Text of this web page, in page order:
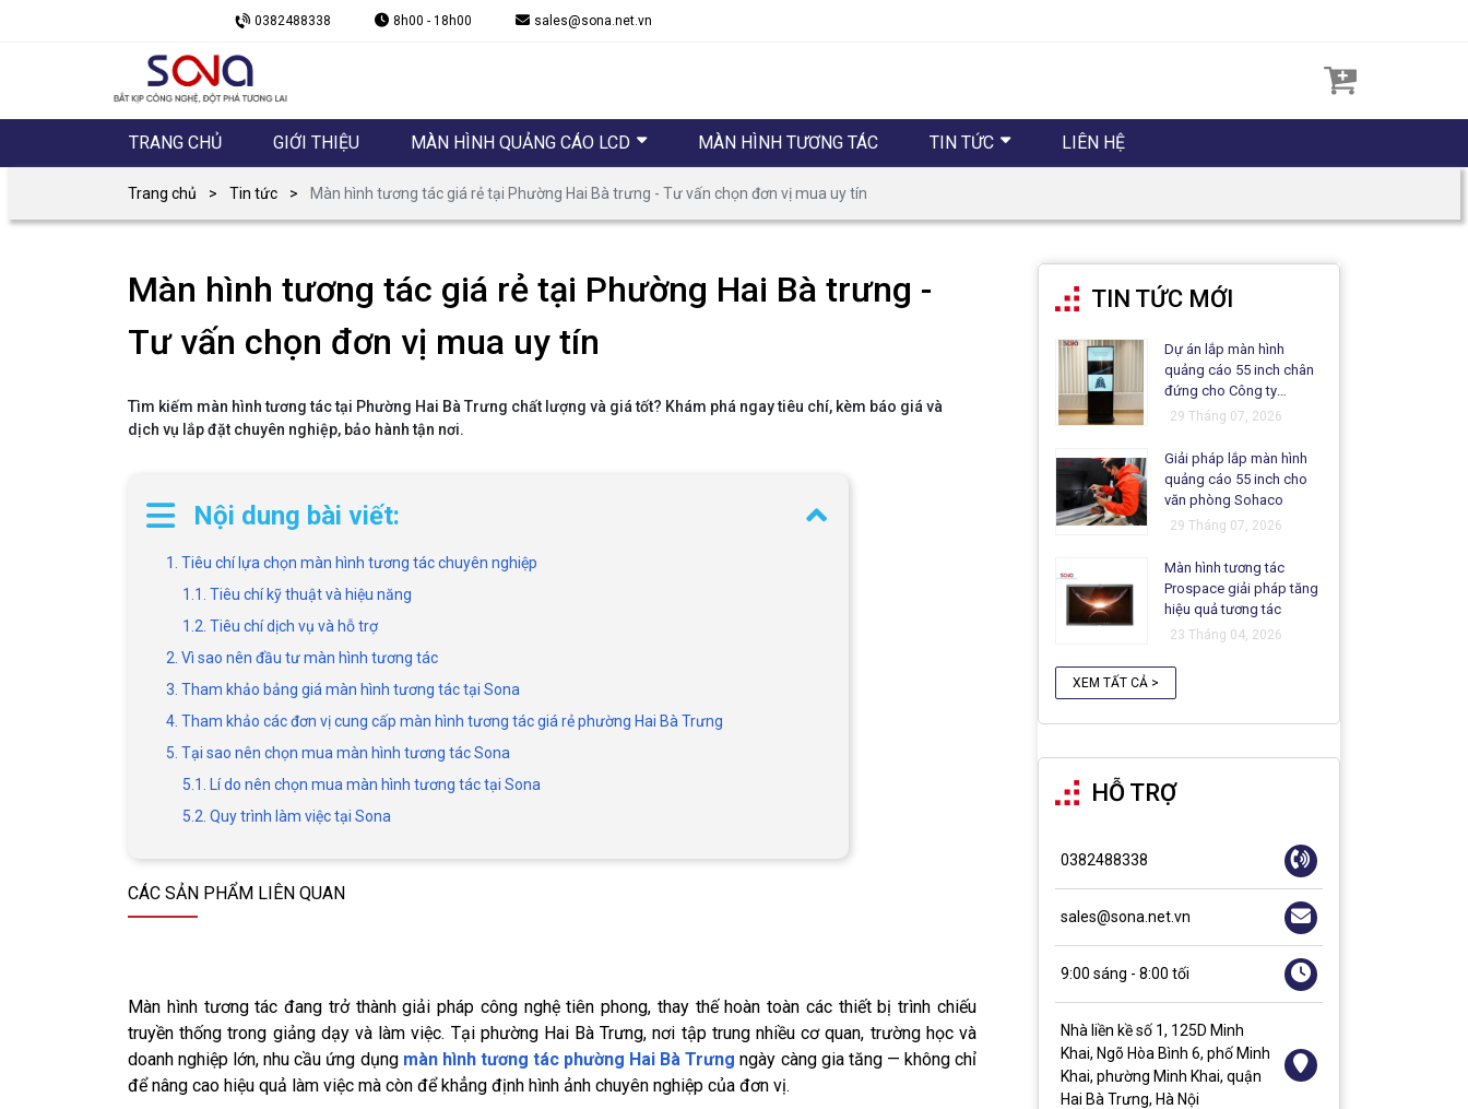
0382488338 8h00 - 18h00 sales@sona.net.vn
TRANG CHỦ GIỚI THIỆU MÀN HÌNH QUẢNG CÁO LCD MÀN HÌNH TƯƠNG TÁC TIN TỨC LIÊN HỆ
Trang chủ Tin tức Màn hình tương tác giá rẻ tại Phường Hai Bà trưng - Tư vấn chọn đơn vị mua uy tín
Màn hình tương tác giá rẻ tại Phường Hai Bà trưng -
Tư vấn chọn đơn vị mua uy tín
Tìm kiếm màn hình tương tác tại Phường Hai Bà Trưng chất lượng và giá tốt? Khám phá ngay tiêu chí, kèm báo giá và
dịch vụ lắp đặt chuyên nghiệp, bảo hành tận nơi.
Nội dung bài viết:
1. Tiêu chí lựa chọn màn hình tương tác chuyên nghiệp
1.1. Tiêu chí kỹ thuật và hiệu năng
1.2. Tiêu chí dịch vụ và hỗ trợ
2. Vì sao nên đầu tư màn hình tương tác
3. Tham khảo bảng giá màn hình tương tác tại Sona
4. Tham khảo các đơn vị cung cấp màn hình tương tác giá rẻ phường Hai Bà Trưng
5. Tại sao nên chọn mua màn hình tương tác Sona
5.1. Lí do nên chọn mua màn hình tương tác tại Sona
5.2. Quy trình làm việc tại Sona
CÁC SẢN PHẨM LIÊN QUAN
Màn hình tương tác đang trở thành giải pháp công nghệ tiên phong, thay thế hoàn toàn các thiết bị trình chiếu
truyền thống trong giảng dạy và làm việc. Tại phường Hai Bà Trưng, nơi tập trung nhiều cơ quan, trường học và
doanh nghiệp lớn, nhu cầu ứng dụng màn hình tương tác phường Hai Bà Trưng ngày càng gia tăng — không chỉ
để nâng cao hiệu quả làm việc mà còn để khẳng định hình ảnh chuyên nghiệp của đơn vị.
TIN TỨC MỚI
Dự án lắp màn hình
quảng cáo 55 inch chân
đứng cho Công ty
Matsuo
29 Tháng 07, 2026
Giải pháp lắp màn hình
quảng cáo 55 inch cho
văn phòng Sohaco
29 Tháng 07, 2026
Màn hình tương tác
Prospace giải pháp tăng
hiệu quả tương tác
23 Tháng 04, 2026
XEM TẤT CẢ >
HỖ TRỢ
0382488338
sales@sona.net.vn
9:00 sáng - 8:00 tối
Nhà liền kề số 1, 125D Minh
Khai, Ngõ Hòa Bình 6, phố Minh
Khai, phường Minh Khai, quận
Hai Bà Trưng, Hà Nội